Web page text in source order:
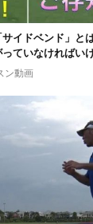
イドベンド」と
ていなければい
ン動画